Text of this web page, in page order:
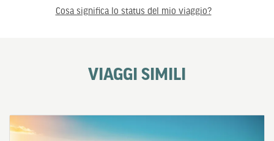
Cosa significa lo status del mio viaggio?
VIAGGI SIMILI